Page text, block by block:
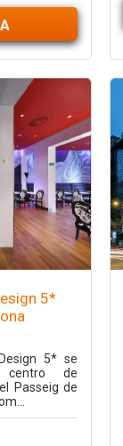
5*
5* se
centro de
Passeig de